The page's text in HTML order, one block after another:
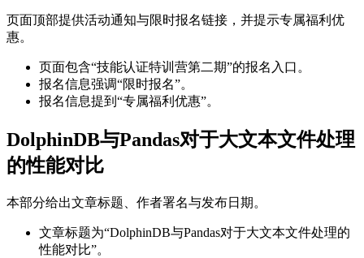
页面顶部提供活动通知与限时报名链接，并提示专属福利优
惠。
页面包含“技能认证特训营第二期”的报名入口。
报名信息强调“限时报名”。
报名信息提到“专属福利优惠”。
DolphinDB与Pandas对于大文本文件处理
的性能对比
本部分给出文章标题、作者署名与发布日期。
文章标题为“DolphinDB与Pandas对于大文本文件处理的
性能对比”。